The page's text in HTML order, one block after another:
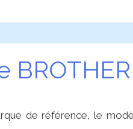
de référence, le